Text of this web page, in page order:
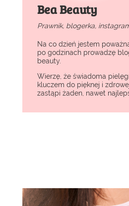
Bea Beauty
Prawnik, blogerka,
Na co dzień jestem
po godzinach prowadzę
beauty.
Wierzę, że świadoma
kluczem do pięknej i
zastąpi żaden, nawet